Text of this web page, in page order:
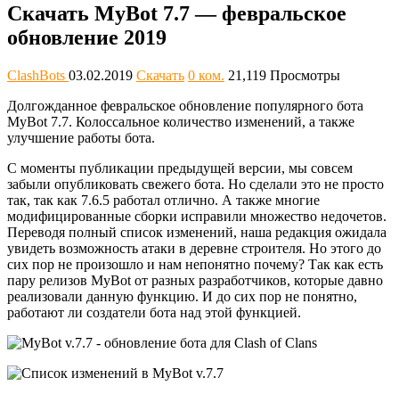
Скачать MyBot 7.7 — февральское
обновление 2019
ClashBots 03.02.2019 Скачать 0 ком. 21,119 Просмотры
Долгожданное февральское обновление популярного бота
MyBot 7.7. Колоссальное количество изменений, а также
улучшение работы бота.
С моменты публикации предыдущей версии, мы совсем
забыли опубликовать свежего бота. Но сделали это не просто
так, так как 7.6.5 работал отлично. А также многие
модифицированные сборки исправили множество недочетов.
Переводя полный список изменений, наша редакция ожидала
увидеть возможность атаки в деревне строителя. Но этого до
сих пор не произошло и нам непонятно почему? Так как есть
пару релизов MyBot от разных разработчиков, которые давно
реализовали данную функцию. И до сих пор не понятно,
работают ли создатели бота над этой функцией.